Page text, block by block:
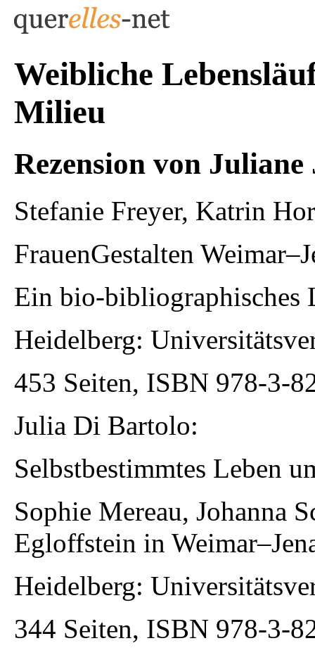
Weibliche
Milieu
Rezension von Juliane
Stefanie Freyer, Katrin
FrauenGestalten
Ein bio-bibliographisches
Heidelberg:
453 Seiten, ISBN 978-3-
Julia Di Bartolo:
Selbstbestimmtes Leben
Sophie Mereau, Johanna
Egloffstein in
Heidelberg:
344 Seiten, ISBN 978-3-